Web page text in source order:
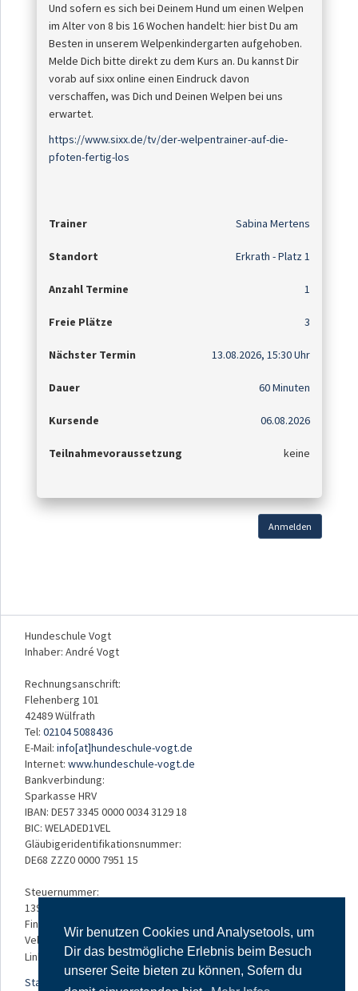
Wir benutzen Cookies und Analysetools, um
Dir das bestmögliche Erlebnis beim Besuch
unserer Seite bieten zu können, Sofern du
Und sofern es sich bei Deinem Hund um einen Welpen
im Alter von 8 bis 16 Wochen handelt: hier bist Du am
Besten in unserem Welpenkindergarten aufgehoben.
Melde Dich bitte direkt zu dem Kurs an. Du kannst Dir
vorab auf sixx online einen Eindruck davon
verschaffen, was Dich und Deinen Welpen bei uns
erwartet.
https://www.sixx.de/tv/der-welpentrainer-auf-die-
pfoten-fertig-los
Trainer Sabina Mertens
Standort Erkrath - Platz 1
Anzahl Termine 1
Freie Plätze 3
Nächster Termin 13.08.2026, 15:30 Uhr
Dauer 60 Minuten
Kursende 06.08.2026
Teilnahmevoraussetzung keine
Anmelden
Hundeschule Vogt
Inhaber: André Vogt
Rechnungsanschrift:
Flehenberg 101
42489 Wülfrath
Tel: 02104 5088436
E-Mail: info[at]hundeschule-vogt.de
Internet: www.hundeschule-vogt.de
Bankverbindung:
Sparkasse HRV
IBAN: DE57 3345 0000 0034 3129 18
BIC: WELADED1VEL
Gläubigeridentifikationsnummer:
DE68 ZZZ0 0000 7951 15
Steuernummer:
139/5234/3050
Finanzamt:
Velbert
Links:
Startseite